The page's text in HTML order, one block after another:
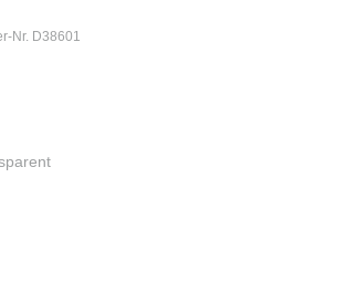
Nr. D38601